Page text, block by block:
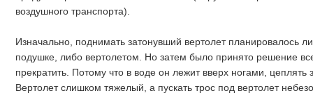
воздушного транспорта).
Изначально, поднимать затонувший вертолет планировалось
подушке, либо вертолетом. Но затем было принято решение
прекратить. Потому что в воде он лежит вверх ногами,
Вертолет слишком тяжелый, а пускать трос под вертолет